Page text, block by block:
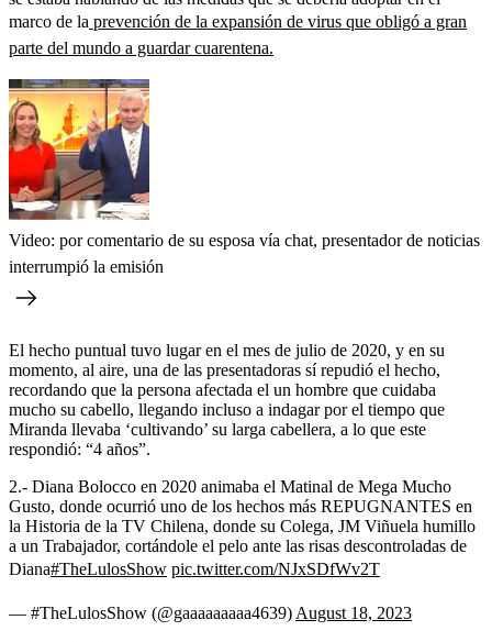
marco de la prevención de la expansión de virus que obligó a gran
parte del mundo a guardar cuarentena.
Video: por comentario de su esposa vía chat, presentador de noticias
interrumpió la emisión
El hecho puntual tuvo lugar en el mes de julio de 2020, y en su
momento, al aire, una de las presentadoras sí repudió el hecho,
recordando que la persona afectada el un hombre que cuidaba
mucho su cabello, llegando incluso a indagar por el tiempo que
Miranda llevaba ‘cultivando’ su larga cabellera, a lo que este
respondió: “4 años”.
2.- Diana Bolocco en 2020 animaba el Matinal de Mega Mucho
Gusto, donde ocurrió uno de los hechos más REPUGNANTES en
la Historia de la TV Chilena, donde su Colega, JM Viñuela humillo
a un Trabajador, cortándole el pelo ante las risas descontroladas de
Diana#TheLulosShow pic.twitter.com/NJxSDfWv2T
— #TheLulosShow (@gaaaaaaaaa4639) August 18, 2023